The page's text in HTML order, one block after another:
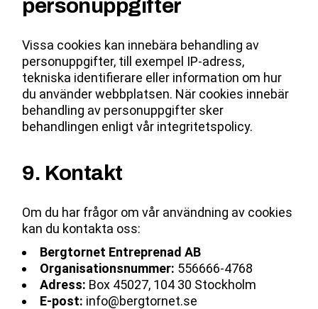
personuppgifter
Vissa cookies kan innebära behandling av
personuppgifter, till exempel IP-adress,
tekniska identifierare eller information om hur
du använder webbplatsen. När cookies innebär
behandling av personuppgifter sker
behandlingen enligt vår integritetspolicy.
9. Kontakt
Om du har frågor om vår användning av cookies
kan du kontakta oss:
Bergtornet Entreprenad AB
Organisationsnummer: 556666-4768
Adress: Box 45027, 104 30 Stockholm
E-post: info@bergtornet.se